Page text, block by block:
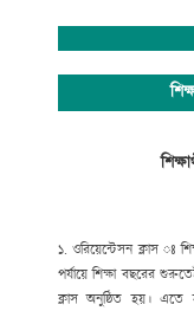
কর্তৃক বাস্তবায়িত “শেখ
সহশিক্ষা কার্যক্রম
অভিজ্ঞ শিক্ষকমন্ডলী।
অনুসরণ করে সঠিক
নিলু মণি শর্মা, অধ্যক্ষ
১. ওরিয়েন্টেসন ক্লাস ঃ
পর্যায়ে শিক্ষা বছরের
ক্লাস অনুষ্ঠিত হয়। এতে